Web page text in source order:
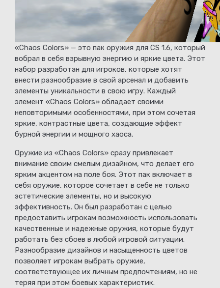
«Chaos Colors» — это пак оружия для CS 1.6, который
вобрал в себя взрывную энергию и яркие цвета. Этот
набор разработан для игроков, которые хотят
внести разнообразие в свой арсенал и добавить
элементы уникальности в свою игру. Каждый
элемент «Chaos Colors» обладает своими
неповторимыми особенностями, при этом сочетая
яркие, контрастные цвета, создающие эффект
бурной энергии и мощного хаоса.
Оружие из «Chaos Colors» сразу привлекает
внимание своим смелым дизайном, что делает его
ярким акцентом на поле боя. Этот пак включает в
себя оружие, которое сочетает в себе не только
эстетические элементы, но и высокую
эффективность. Он был разработан с целью
предоставить игрокам возможность использовать
качественные и надежные оружия, которые будут
работать без сбоев в любой игровой ситуации.
Разнообразие дизайнов и насыщенность цветов
позволяет игрокам выбрать оружие,
соответствующее их личным предпочтениям, но не
теряя при этом боевых характеристик.